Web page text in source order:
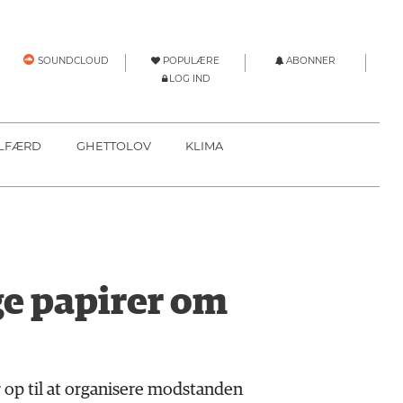
SOUNDCLOUD POPULÆRE
ABONNER
LOG IND
GHETTOLOV KLIMA
papirer om
til at organisere modstanden